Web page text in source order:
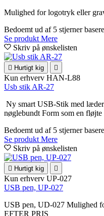
Mulighed for logotryk eller
Bedoemt ud af 5 stjerner
Se produkt Mere
Skriv på ønskelisten
 Hurtigt kig 
Kun erhverv HAN-L88
Usb stik AR-27
Ny smart USB-Stik med
nøglebundt Form som en
Bedoemt ud af 5 stjerner
Se produkt Mere
Skriv på ønskelisten
 Hurtigt kig 
Kun erhverv UP-027
USB pen, UP-027
USB pen, UD-027 Mulighed
EFTER PRIS